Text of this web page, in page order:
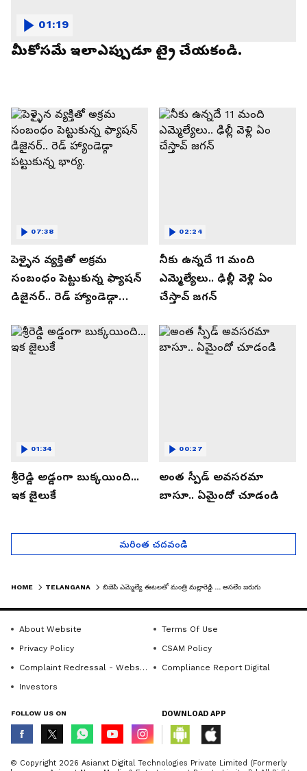
మీకోసమే ఇలాఎప్పుడూ ట్రై చేయకండి.
01:19
పెళ్ళైన వ్యక్తితో అక్రమ
సంబంధం పెట్టుకున్న ఫ్యాషన్
డిజైనర్.. రెడ్ హ్యాండెడ్గా
07:38
నీకు ఉన్నదే 11 మంది
ఎమ్మెల్యేలు.. ఢిల్లీ వెళ్లి ఏం
చేస్తావ్ జగన్
02:24
శ్రీరెడ్డి అడ్డంగా బుక్కయింది...
ఇక జైలుకే
01:34
అంత స్పీడ్ అవసరమా
బాసూ.. ఏమైందో చూడండి
00:27
మరింత చదవండి
HOME TELANGANA
About Website
Terms Of Use
Privacy Policy
CSAM Policy
Complaint Redressal - Website
Compliance Report Digital
Investors
FOLLOW US ON DOWNLOAD APP
© Copyright 2026 Asianxt Digital Technologies Private Limited (Formerly